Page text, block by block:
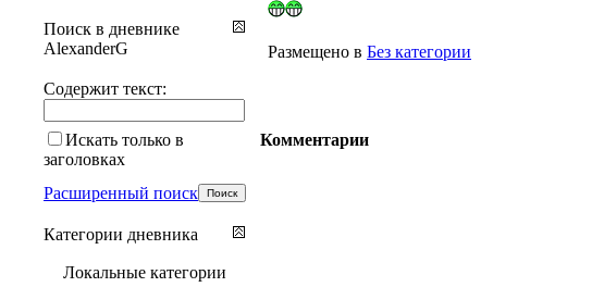
Размещено в Без категории
Комментарии
Поиск в дневнике
AlexanderG
Содержит текст:
Искать только в
заголовках
Расширенный поиск
Категории дневника
Локальные категории